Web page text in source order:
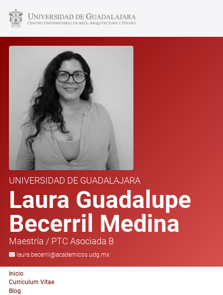
UNIVERSIDAD DE GUADALAJARA
Laura Guadalupe
Becerril Medina
Maestría / PTC Asociada B
laura.becerril@academicos.udg.mx
Inicio
Curriculum Vitae
Blog